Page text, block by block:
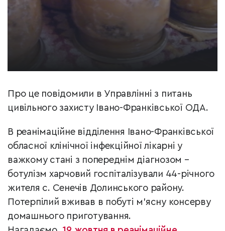
Про це повідомили в Управлінні з питань
цивільного захисту Івано-Франківської ОДА.
В реанімаційне відділення Івано-Франківської
обласної клінічної інфекційної лікарні у
важкому стані з попереднім діагнозом –
ботулізм харчовий госпіталізували 44-річного
жителя с. Сенечів Долинського району.
Потерпілий вживав в побуті м’ясну консерву
домашнього приготування.